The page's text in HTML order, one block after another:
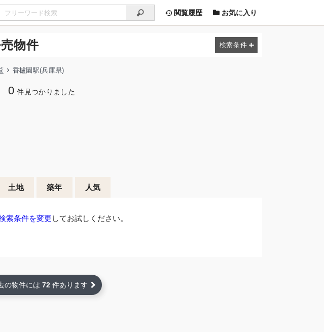
閲覧履歴 お気に入り
物件
香櫨園駅(兵庫県)
0 件見つかりました
土地 築年 人気
索条件を変更 してお試しください。
の物件には 72 件あります